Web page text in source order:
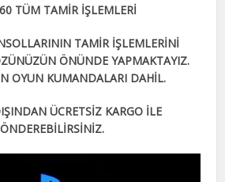
TÜM TAMİR İŞLEMLERİ
TAMİR İŞLEMLERİNİ
ÖNÜNDE YAPMAKTAYIZ.
OYUN KUMANDALARI DAHİL.
ÜCRETSİZ KARGO İLE